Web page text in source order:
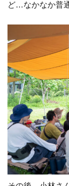
ど…なかなか普